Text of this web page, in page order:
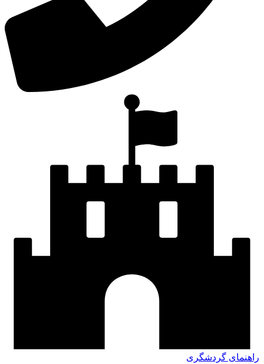
راهنمای گردشگری